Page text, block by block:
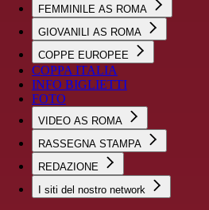
FEMMINILE AS ROMA
GIOVANILI AS ROMA
COPPE EUROPEE
COPPA ITALIA
INFO BIGLIETTI
FOTO
VIDEO AS ROMA
RASSEGNA STAMPA
REDAZIONE
I siti del nostro network